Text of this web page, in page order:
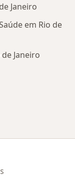
Janeiro
em Rio de
Janeiro